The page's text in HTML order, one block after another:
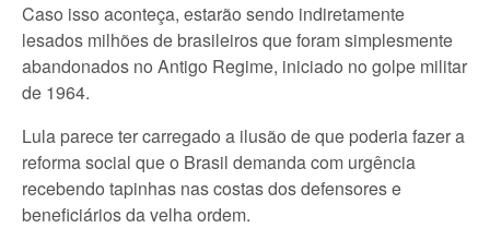
Caso isso aconteça, estarão sendo indiretamente
lesados milhões de brasileiros que foram simplesmente
abandonados no Antigo Regime, iniciado no golpe militar
de 1964.
Lula parece ter carregado a ilusão de que poderia fazer a
reforma social que o Brasil demanda com urgência
recebendo tapinhas nas costas dos defensores e
beneficiários da velha ordem.